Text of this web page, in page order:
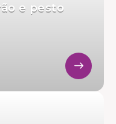
e pesto